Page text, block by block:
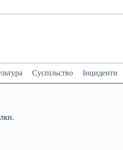
Суспільство Інциденти